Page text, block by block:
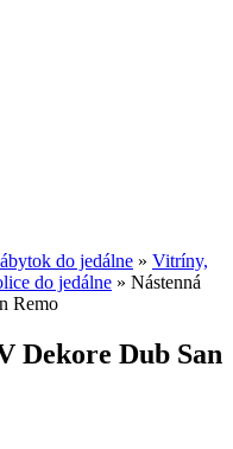
do jedálne » Vitríny,
do jedálne » Nástenná
Remo
Dekore Dub San